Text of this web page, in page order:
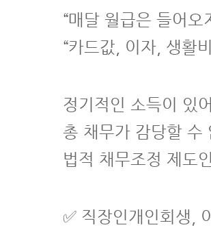
“매달 월급은 들어오
“카드값, 이자, 생활
정기적인 소득이 있
총 채무가 감당할 수
법적 채무조정 제도
✅ 직장인개인회생,